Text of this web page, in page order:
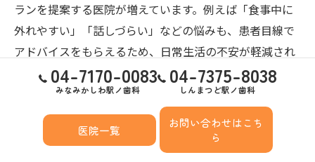
ランを提案する医院が増えています。例えば「食事中に
外れやすい」「話しづらい」などの悩みも、患者目線で
アドバイスをもらえるため、日常生活の不安が軽減され
ます。特に初診時には質問リストを用意し、気になる点
をすべて相談することが成功のコツです。
南柏駅近くの歯医者で安心を手に入れる
04-7170-0083
みなみかしわ駅ノ歯科
04-7375-8038
しんまつど駅ノ歯科
医院一覧
お問い合わせはこち
ら